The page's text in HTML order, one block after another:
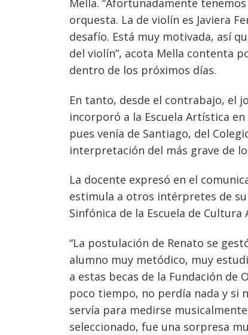
Mella. “Afortunadamente
orquesta. La de violín es Javiera
desafío. Está muy motivada, así
del violín”, acota Mella contenta
dentro de los próximos días.
En tanto, desde el contrabajo, el
incorporó a la Escuela Artística
pues venía de Santiago, del
interpretación del más grave de
La docente expresó en el
estimula a otros intérpretes de
Sinfónica de la Escuela de Cultura
“La postulación de Renato se
alumno muy metódico, muy
a estas becas de la Fundación de
poco tiempo, no perdía nada y si
servía para medirse
seleccionado, fue una sorpresa
Navegación